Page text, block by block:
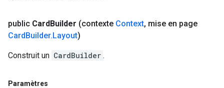
public CardBuilder (contexte Context, mise en page
CardBuilder.Layout)
Construit un CardBuilder .
Paramètres